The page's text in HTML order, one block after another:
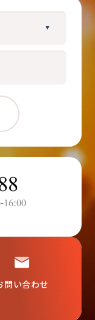
▼
16:00
問い合わせ